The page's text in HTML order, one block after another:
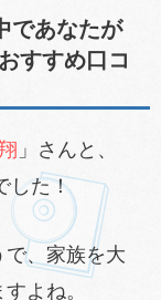
であなたが
すすめ口コ
」さんと、
した！
、家族を大
よね。